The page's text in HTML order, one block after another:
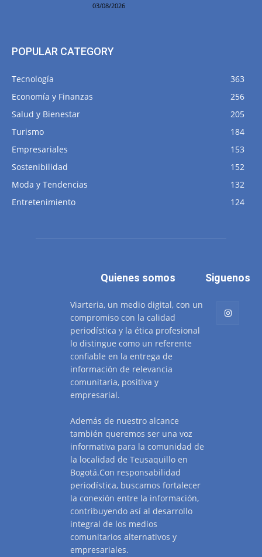
03/08/2026
POPULAR CATEGORY
Tecnología
363
Economía y Finanzas
256
Salud y Bienestar
205
Turismo
184
Empresariales
153
Sostenibilidad
152
Moda y Tendencias
132
Entretenimiento
124
Quienes somos
Viarteria, un medio digital, con un
compromiso con la calidad
periodística y la ética profesional
lo distingue como un referente
confiable en la entrega de
información de relevancia
comunitaria, positiva y
empresarial.
Además de nuestro alcance
también queremos ser una voz
informativa para la comunidad de
la localidad de Teusaquillo en
Bogotá.Con responsabilidad
periodística, buscamos fortalecer
la conexión entre la información,
contribuyendo así al desarrollo
integral de los medios
comunitarios alternativos y
empresariales.
Siguenos